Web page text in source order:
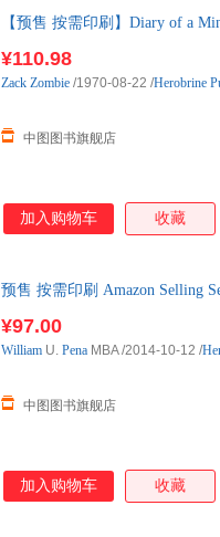
【预售 按需印刷】Diary of a
¥110.98
中图图书旗舰店
Zack Zombie /1970-08-22 /Herobrine
加入购物车 收藏
预售 按需印刷 Amazon Selling
¥97.00
中图图书旗舰店
William U. Pena MBA/2014-10-12 /
加入购物车 收藏